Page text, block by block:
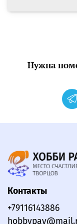
Нужна
Контакты
+79116143886